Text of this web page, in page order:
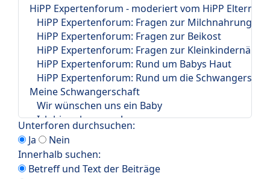
Unterforen durchsuchen:
Ja
Nein
Innerhalb suchen:
Betreff und Text der Beiträge